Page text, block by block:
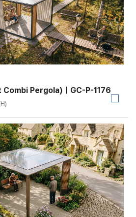
Combi Pergola)｜GC-P-1176